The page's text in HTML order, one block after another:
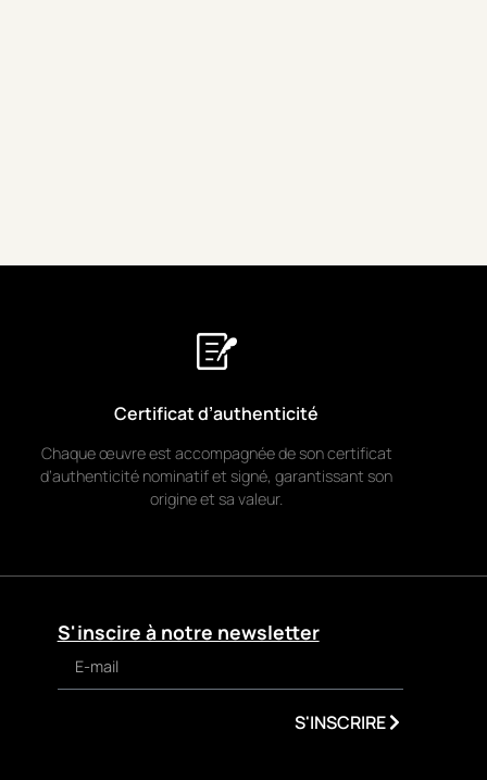
Certificat d’authenticité
Chaque œuvre est accompagnée de son certificat
d’authenticité nominatif et signé, garantissant son
origine et sa valeur.
S'inscire à notre newsletter
S'INSCRIRE